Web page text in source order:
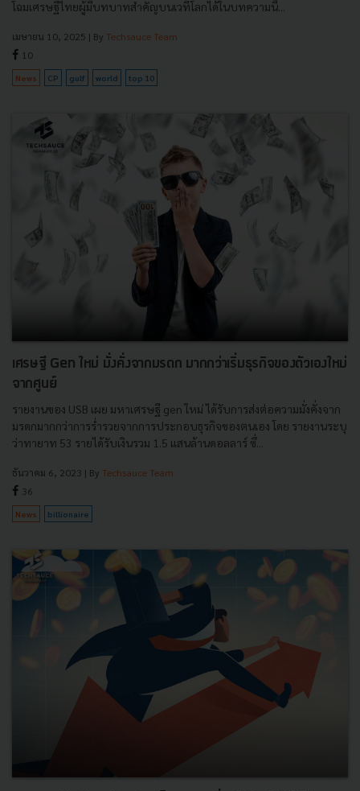
โฉมเศรษฐีไทยผู้มีบทบาทสำคัญบนเวทีโลกได้ในบทความนี้...
เมษายน 10, 2025 | By Techsauce Team
10
News CP gulf world top 10
เศรษฐี Gen ใหม่ มั่งคั่งจากมรดก มากกว่าเริ่มธุรกิจของตัวเองใหม่
จากศูนย์
รายงานของ USB เผย มหาเศรษฐี gen ใหม่ ได้รับการส่งต่อความมั่งคั่งจาก
มรดกมากกว่าการรํ่ารวยจากการประกอบธุรกิจของตนเอง โดย รายงานระบุ
ว่าทายาท 53 รายได้รับเงินรวม 1.5 แสนล้านดอลลาร์ ซึ่...
ธันวาคม 6, 2023 | By Techsauce Team
36
News billionaire